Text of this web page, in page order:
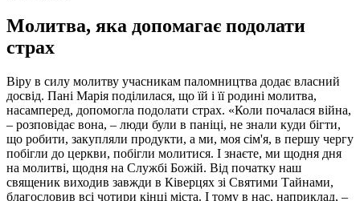
Молитва, яка допомагає подолати
страх
Віру в силу молитву учасникам паломництва додає власний
досвід. Пані Марія поділилася, що їй і її родині молитва,
насамперед, допомогла подолати страх. «Коли почалася війна,
– розповідає вона, – люди були в паніці, не знали куди бігти,
що робити, закупляли продукти, а ми, моя сім'я, в першу чергу
побігли до церкви, побігли молитися. І знаєте, ми щодня дня
на молитві, щодня на Службі Божій. Від початку наш
священик виходив завжди в Ківерцях зі Святими Тайнами,
благословив всі чотири кінці міста. І тому в нас, наприклад, –